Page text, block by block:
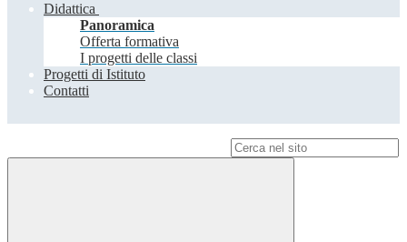
Didattica
Panoramica
Offerta formativa
I progetti delle classi
Progetti di Istituto
Contatti